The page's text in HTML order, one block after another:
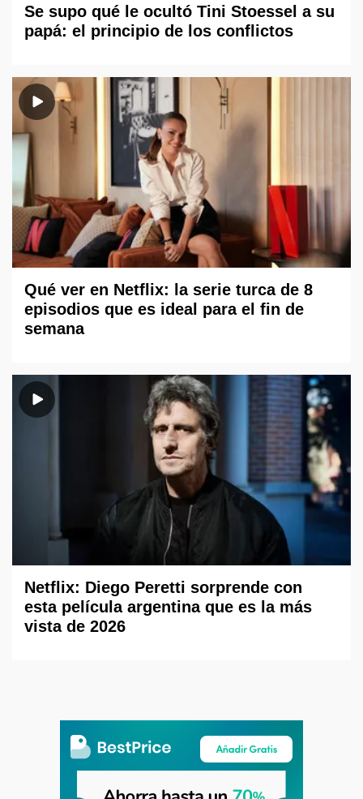
Se supo qué le ocultó Tini Stoessel a su
papá: el principio de los conflictos
Qué ver en Netflix: la serie turca de 8
episodios que es ideal para el fin de
semana
Netflix: Diego Peretti sorprende con
esta película argentina que es la más
vista de 2026